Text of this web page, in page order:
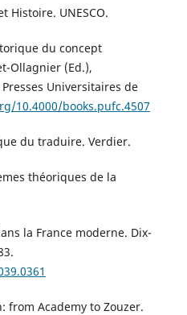
Histoire. UNESCO.
du concept
Ollagnier (Ed.),
Universitaires de
10.4000/books.pufc.4507
du traduire. Verdier.
théoriques de la
la France moderne. Dix-
from Academy to Zouzer.